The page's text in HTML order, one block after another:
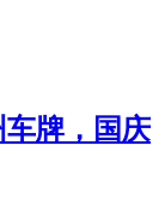
车牌，国庆